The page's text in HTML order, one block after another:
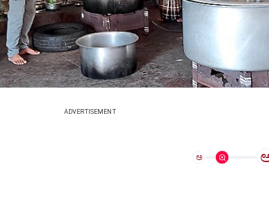
ADVERTISEMENT
ಅ